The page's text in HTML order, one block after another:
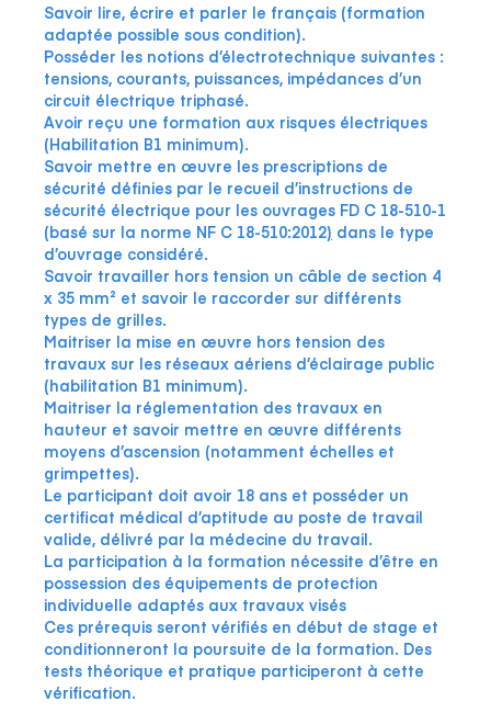
Savoir lire, écrire et parler le français (formation
adaptée possible sous condition).
Posséder les notions d’électrotechnique suivantes :
tensions, courants, puissances, impédances d’un
circuit électrique triphasé.
Avoir reçu une formation aux risques électriques
(Habilitation B1 minimum).
Savoir mettre en œuvre les prescriptions de
sécurité définies par le recueil d’instructions de
sécurité électrique pour les ouvrages FD C 18-510-1
(basé sur la norme NF C 18-510:2012) dans le type
d’ouvrage considéré.
Savoir travailler hors tension un câble de section 4
x 35 mm² et savoir le raccorder sur différents
types de grilles.
Maitriser la mise en œuvre hors tension des
travaux sur les réseaux aériens d’éclairage public
(habilitation B1 minimum).
Maitriser la réglementation des travaux en
hauteur et savoir mettre en œuvre différents
moyens d’ascension (notamment échelles et
grimpettes).
Le participant doit avoir 18 ans et posséder un
certificat médical d’aptitude au poste de travail
valide, délivré par la médecine du travail.
La participation à la formation nécessite d’être en
possession des équipements de protection
individuelle adaptés aux travaux visés
Ces prérequis seront vérifiés en début de stage et
conditionneront la poursuite de la formation. Des
tests théorique et pratique participeront à cette
vérification.